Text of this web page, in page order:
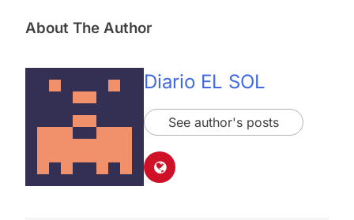
About The Author
Diario EL SOL
See author's posts